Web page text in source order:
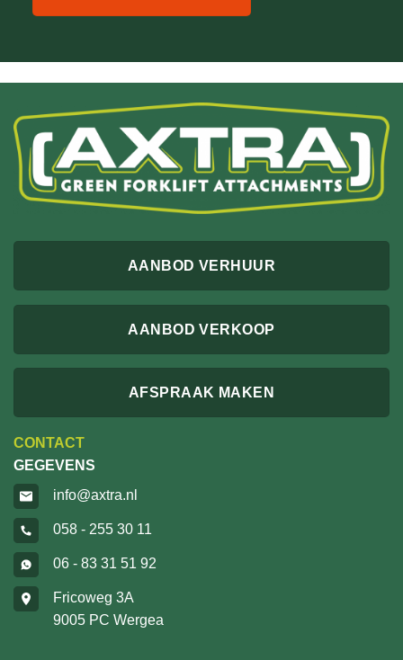
AANBOD VERHUUR
AANBOD VERKOOP
AFSPRAAK MAKEN
CONTACT
GEGEVENS
info@axtra.nl
058 - 255 30 11
06 - 83 31 51 92
Fricoweg 3A
9005 PC Wergea